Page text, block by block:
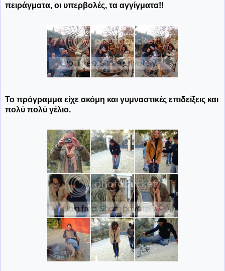
πειράγματα, οι υπερβολές, τα αγγίγματα!!
Το πρόγραμμα είχε ακόμη και γυμναστικές επιδείξεις και
πολύ πολύ γέλιο.